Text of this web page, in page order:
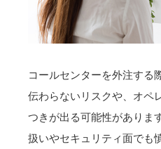
コールセンターを外注する
伝わらないリスクや、オペ
つきが出る可能性がありま
扱いやセキュリティ面でも